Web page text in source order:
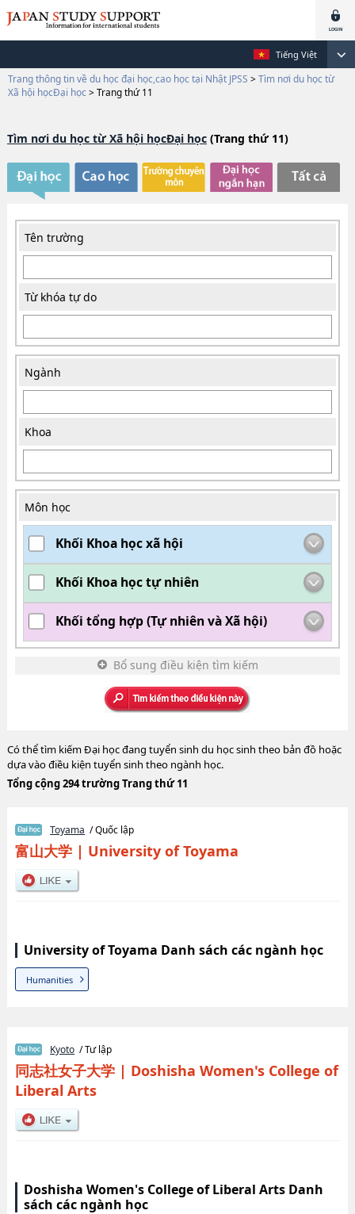
Tiếng Việt
Trang thông tin về du học đại học,cao học tại Nhật JPSS > Tìm nơi du học từ
Xã hội họcĐại học > Trang thứ 11
Tìm nơi du học từ Xã hội họcĐại học(Trang thứ 11)
Tên trường
Từ khóa tự do
Ngành
Khoa
Môn học
Khối Khoa học xã hội
Khối Khoa học tự nhiên
Khối tổng hợp (Tự nhiên và Xã hội)
Bổ sung điều kiện tìm kiếm
Có thể tìm kiếm Đại học đang tuyển sinh du học sinh theo bản đồ hoặc
dựa vào điều kiện tuyển sinh theo ngành học.
Tổng cộng 294 trường Trang thứ 11
Toyama / Quốc lập
富山大学| University of Toyama
University of Toyama Danh sách các ngành học
Humanities
Kyoto / Tư lập
同志社女子大学| Doshisha Women's College of
Liberal Arts
Doshisha Women's College of Liberal Arts Danh
sách các ngành học